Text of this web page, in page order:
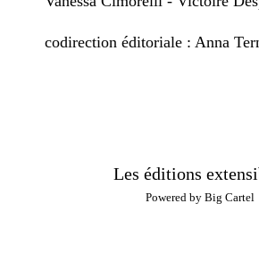
codirection éditoriale : Anna
Les éditions
Powered by Big Cartel